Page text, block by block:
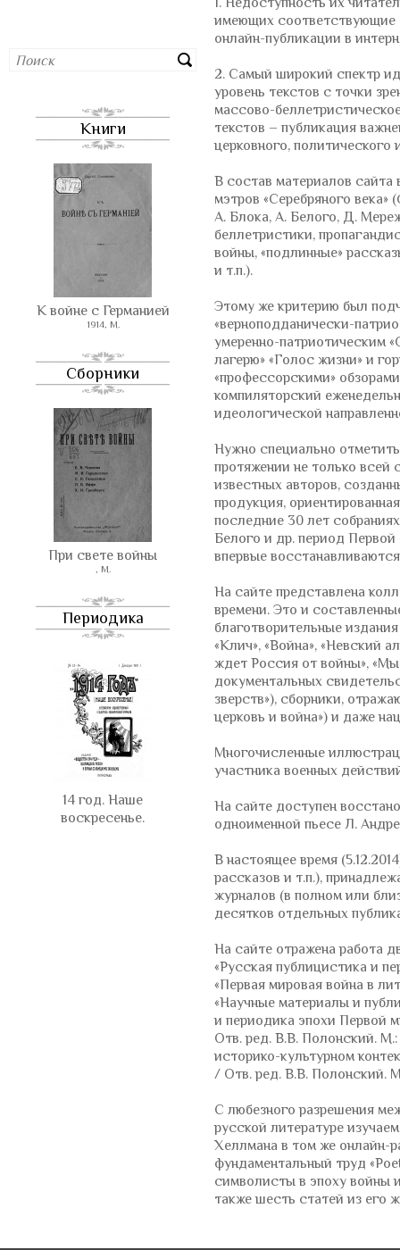
Книги
К войне с Германией
1914, М.
Сборники
При свете войны
, М.
Периодика
14 год. Наше
воскресенье.
имеющих соответствующие
онлайн-публикации в
2. Самый широкий спектр
уровень текстов с точки
массово-
текстов – публикация
церковного, политического
В состав материалов сайта
мэтров «Серебряного
А. Блока, А. Белого, Д.
беллетристики,
войны, «подлинные»
и т.п.).
Этому же критерию был
«верноподданически-
умеренно-патриотическим
лагерю» «Голос жизни» и
«профессорскими»
компиляторский
идеологической
Нужно специально
протяжении не только всей
известных авторов,
продукция,
последние 30 лет
Белого и др. период
впервые
На сайте представлена
времени. Это и
благотворительные
«Клич», «Война», «Невский
ждет Россия от войны»,
документальных
зверств»), сборники,
церковь и война») и даже
Многочисленные
участника военных
На сайте доступен
одноименной пьесе Л.
В настоящее время
рассказов и т.п.),
журналов (в полном или
десятков отдельных
На сайте отражена работа
«Русская публицистика и
«Первая мировая война в
«Научные материалы и
и периодика эпохи Первой
Отв. ред. В.В. Полонский.
историко-культурном
/ Отв. ред. В.В. Полонский.
С любезного разрешения
русской литературе
Хеллмана в том же онлайн-
фундаментальный труд
символисты в эпоху войны
также шесть статей из его